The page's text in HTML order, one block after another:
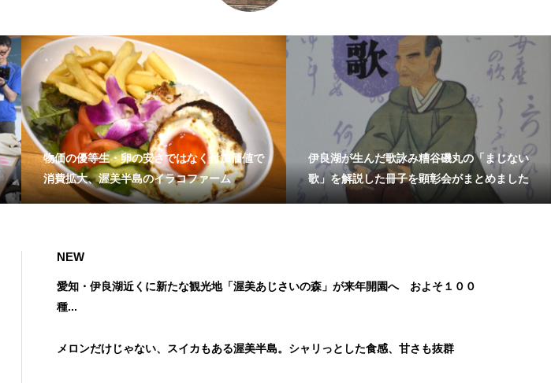
物価の優等生・卵の安さではなく付加価値で
消費拡大、渥美半島のイラコファーム
伊良湖が生んだ歌詠み糟谷磯丸の「まじない
歌」を解説した冊子を顕彰会がまとめました
NEW
愛知・伊良湖近くに新たな観光地「渥美あじさいの森」が来年開園へ およそ１００
種...
メロンだけじゃない、スイカもある渥美半島。シャリっとした食感、甘さも抜群